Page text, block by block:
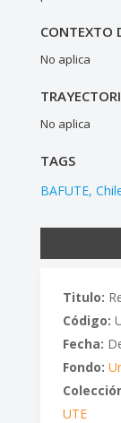
CONTEXTO
No aplica
No aplica
TAGS
BAFUTE
Titulo:
Código:
Fecha:
Fondo:
UTE